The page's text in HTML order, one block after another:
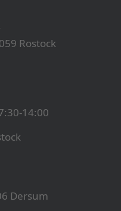
Rostock
14:00
Dersum